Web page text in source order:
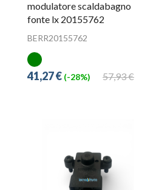
modulatore scaldabagno
fonte lx 20155762
BERR20155762
57,93 €
41,27 € (-28%)